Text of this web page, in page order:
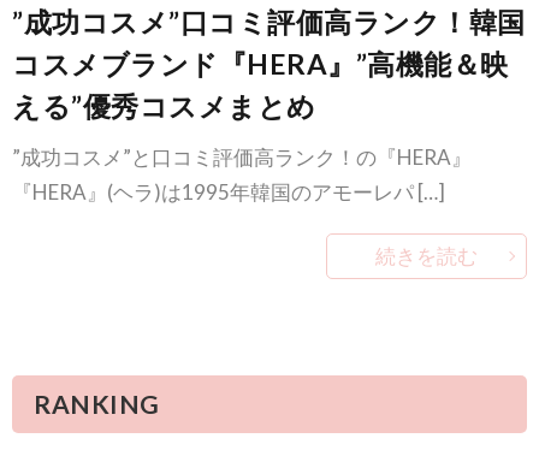
”成功コスメ”口コミ評価高ランク！韓国
コスメブランド『HERA』”高機能＆映
える”優秀コスメまとめ
”成功コスメ”と口コミ評価高ランク！の『HERA』
『HERA』(ヘラ)は1995年韓国のアモーレパ […]
続きを読む
RANKING